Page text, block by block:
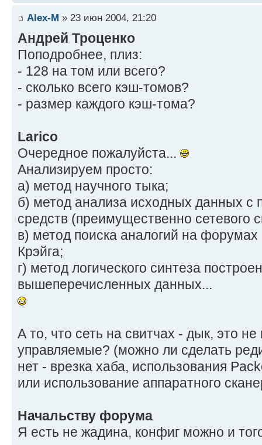
Alex-M » 23 июн 2004, 21:20
Андрей Троценко
Поподробнее, плиз:
- 128 на том или всего?
- сколько всего кэш-томов?
- размер каждого кэш-тома?
Larico
Очередное пожалуйста...
Анализируем просто:
а) метод научного тыка;
б) метод анализа исходных данных
средств (преимущественно
в) метод поиска аналогий на
Крэйга;
г) метод логического синтеза
вышеперечисленных данных...
А то, что сеть на свитчах - дык, это
управляемые? (можно ли сделать
нет - врезка хаба, использования
или использование аппаратного
Начальству форума
Я есть не жадина, конфиг можно и